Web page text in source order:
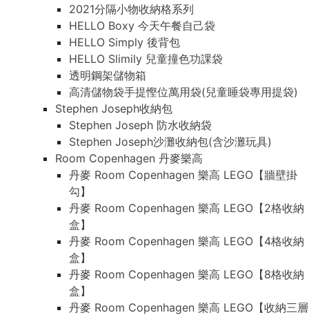
2021分隔小物收納格系列
HELLO Boxy 今天午餐自己袋
HELLO Simply 後背包
HELLO Slimily 兒童撞色功課袋
透明鋼架儲物箱
高清儲物袋手提慳位萬用袋(兒童睡袋專用提袋)
Stephen Joseph收納包
Stephen Joseph 防水收納袋
Stephen Joseph沙灘收納包(含沙灘玩具)
Room Copenhagen 丹麥樂高
丹麥 Room Copenhagen 樂高 LEGO【牆壁掛
勾】
丹麥 Room Copenhagen 樂高 LEGO【2格收納
盒】
丹麥 Room Copenhagen 樂高 LEGO【4格收納
盒】
丹麥 Room Copenhagen 樂高 LEGO【8格收納
盒】
丹麥 Room Copenhagen 樂高 LEGO【收納三層